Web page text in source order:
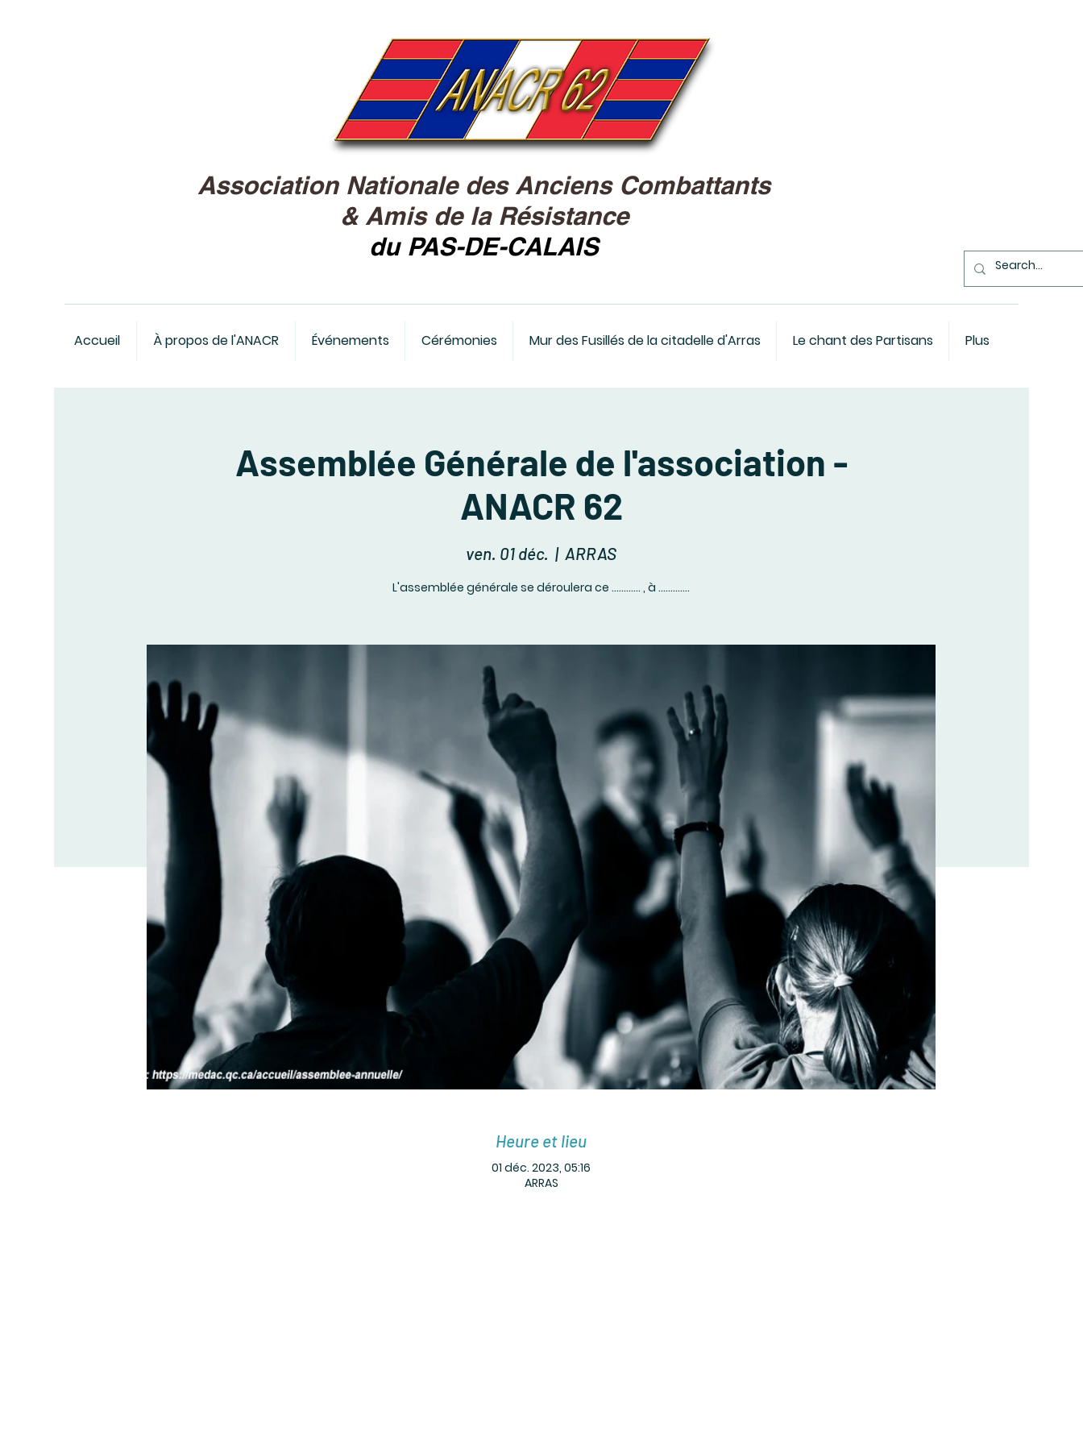
Association Nationale des Anciens Combattants
& Amis de la Résistance
du PAS-DE-CALAIS
Accueil À propos de l'ANACR Événements Cérémonies Mur des Fusillés de la citadelle d'Arras Le chant des Partisans Plus
Assemblée Générale de l'association -
ANACR 62
ven. 01 déc.
  |
ARRAS
L'assemblée générale se déroulera ce ............ , à .............
Heure et lieu
01 déc. 2023, 05:16
ARRAS